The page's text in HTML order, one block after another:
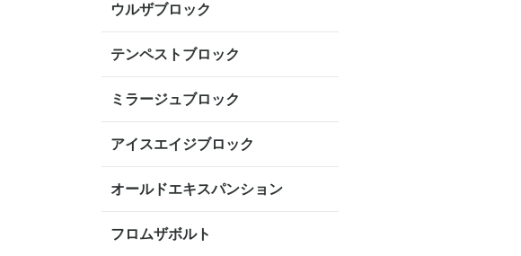
ウルザブロック
テンペストブロック
ミラージュブロック
アイスエイジブロック
オールドエキスパンション
フロムザボルト